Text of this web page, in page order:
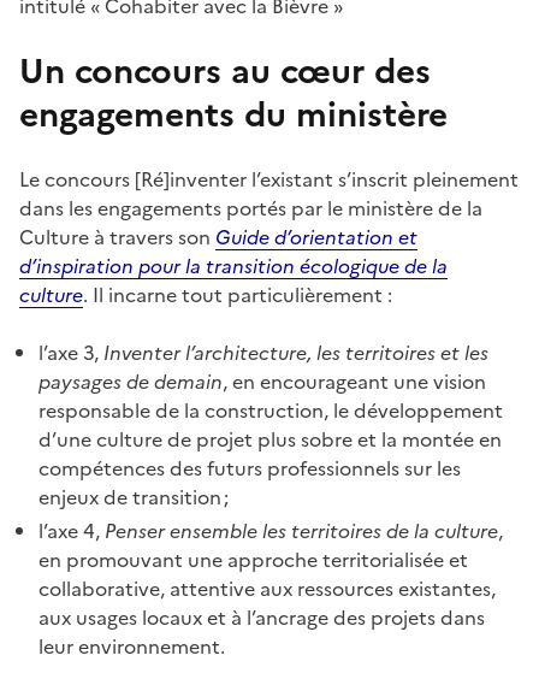
Un concours au cœur des
engagements du ministère
Le concours [Ré]inventer l’existant s’inscrit pleinement
dans les engagements portés par le ministère de la
Culture à travers son Guide d’orientation et
d’inspiration pour la transition écologique de la
culture. Il incarne tout particulièrement :
l’axe 3, Inventer l’architecture, les territoires et les
paysages de demain, en encourageant une vision
responsable de la construction, le développement
d’une culture de projet plus sobre et la montée en
compétences des futurs professionnels sur les
enjeux de transition ;
l’axe 4, Penser ensemble les territoires de la culture,
en promouvant une approche territorialisée et
collaborative, attentive aux ressources existantes,
aux usages locaux et à l’ancrage des projets dans
leur environnement.